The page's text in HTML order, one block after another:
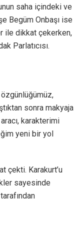
saha içindeki ve
Begüm Onbaşı ise
ile dikkat çekerken,
Parlatıcısı.
özgünlüğümüz,
sonra makyaja
karakterimi
yeni bir yol
çekti. Karakurt’u
sayesinde